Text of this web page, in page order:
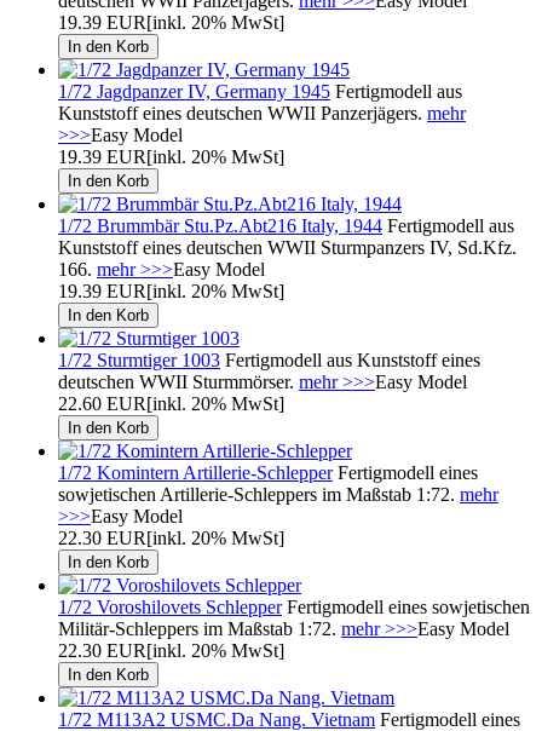
19.39 EUR[inkl. 20% MwSt]
1/72 Jagdpanzer IV, Germany 1945 Fertigmodell aus
Kunststoff eines deutschen WWII Panzerjägers. mehr
>>>Easy Model
19.39 EUR[inkl. 20% MwSt]
1/72 Brummbär Stu.Pz.Abt216 Italy, 1944 Fertigmodell aus
Kunststoff eines deutschen WWII Sturmpanzers IV, Sd.Kfz.
166. mehr >>>Easy Model
19.39 EUR[inkl. 20% MwSt]
1/72 Sturmtiger 1003 Fertigmodell aus Kunststoff eines
deutschen WWII Sturmmörser. mehr >>>Easy Model
22.60 EUR[inkl. 20% MwSt]
1/72 Komintern Artillerie-SchlepperFertigmodell eines
sowjetischen Artillerie-Schleppers im Maßstab 1:72. mehr
>>>Easy Model
22.30 EUR[inkl. 20% MwSt]
1/72 Voroshilovets SchlepperFertigmodell eines sowjetischen
Militär-Schleppers im Maßstab 1:72. mehr >>>Easy Model
22.30 EUR[inkl. 20% MwSt]
1/72 M113A2 USMC.Da Nang. Vietnam Fertigmodell eines